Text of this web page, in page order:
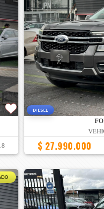
DIESEL
$ 27.990.000